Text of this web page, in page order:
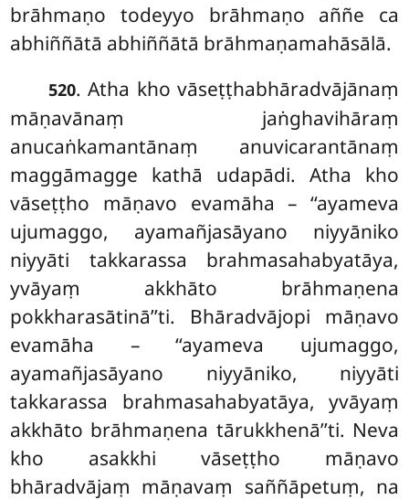
brāhmaṇo todeyyo brāhmaṇo aññe ca
abhiññātā abhiññātā brāhmaṇamahāsālā.
520. Atha kho vāseṭṭhabhāradvājānaṃ
māṇavānaṃ jaṅghavihāraṃ
anucaṅkamantānaṃ anuvicarantānaṃ
maggāmagge kathā udapādi. Atha kho
vāseṭṭho māṇavo evamāha – ‘‘ayameva
ujumaggo, ayamañjasāyano niyyāniko
niyyāti takkarassa brahmasahabyatāya,
yvāyaṃ akkhāto brāhmaṇena
pokkharasātinā’’ti. Bhāradvājopi māṇavo
evamāha – ‘‘ayameva ujumaggo,
ayamañjasāyano niyyāniko, niyyāti
takkarassa brahmasahabyatāya, yvāyaṃ
akkhāto brāhmaṇena tārukkhenā’’ti. Neva
kho asakkhi vāseṭṭho māṇavo
bhāradvājaṃ māṇavaṃ saññāpetuṃ, na